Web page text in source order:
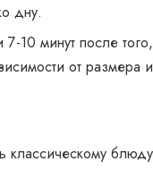
дну.
10 минут после
от размера